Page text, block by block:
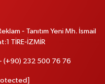
- Tanıtım Yeni Mh. İsmail
TİRE-İZMİR
(+90) 232 500 76 76